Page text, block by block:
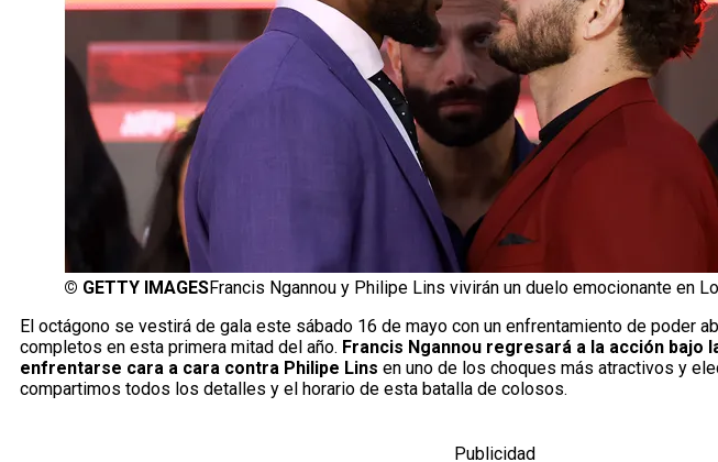
© GETTY IMAGESFrancis Ngannou y Philipe Lins vivirán un duelo emocionante en
El octágono se vestirá de gala este sábado 16 de mayo con un enfrentamiento de poder
completos en esta primera mitad del año. Francis Ngannou regresará a la acción bajo
enfrentarse cara a cara contra Philipe Lins en uno de los choques más atractivos y
compartimos todos los detalles y el horario de esta batalla de colosos.
Publicidad